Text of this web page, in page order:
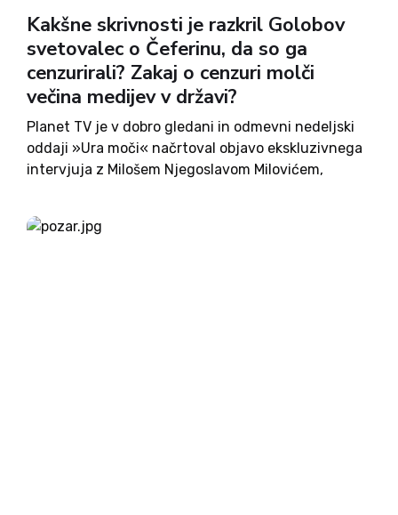
Kakšne skrivnosti je razkril Golobov
svetovalec o Čeferinu, da so ga
cenzurirali? Zakaj o cenzuri molči
večina medijev v državi?
Planet TV je v dobro gledani in odmevni nedeljski
oddaji »Ura moči« načrtoval objavo ekskluzivnega
intervjuja z Milošem Njegoslavom Milovićem,
vlade. V njem naj bi razkril tudi šokantne
skrivnosti odvetniške družine Čeferin, ki naj bi